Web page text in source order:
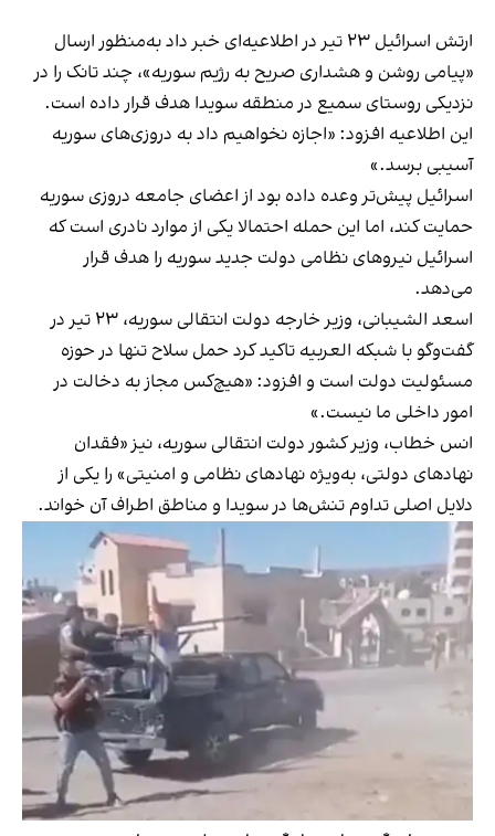
ارتش اسرائیل ۲۳ تیر در اطلاعیه‌ای خبر داد به‌منظور ارسال
«پیامی روشن و هشداری صریح به رژیم سوریه»، چند تانک را در
نزدیکی روستای سمیع در منطقه سویدا هدف قرار داده است.
این اطلاعیه افزود: «اجازه نخواهیم داد به دروزی‌های سوریه
آسیبی برسد.»
اسرائیل پیش‌تر وعده داده بود از اعضای جامعه دروزی سوریه
حمایت کند، اما این حمله احتمالا یکی از موارد نادری است که
اسرائیل نیروهای نظامی دولت جدید سوریه را هدف قرار
می‌دهد.
اسعد الشیبانی، وزیر خارجه دولت انتقالی سوریه، ۲۳ تیر در
گفت‌وگو با شبکه العربیه تاکید کرد حمل سلاح تنها در حوزه
مسئولیت دولت است و افزود: «هیچ‌کس مجاز به دخالت در
امور داخلی ما نیست.»
انس خطاب، وزیر کشور دولت انتقالی سوریه، نیز «فقدان
نهادهای دولتی، به‌ویژه نهادهای نظامی و امنیتی» را یکی از
دلایل اصلی تداوم تنش‌ها در سویدا و مناطق اطراف آن خواند.